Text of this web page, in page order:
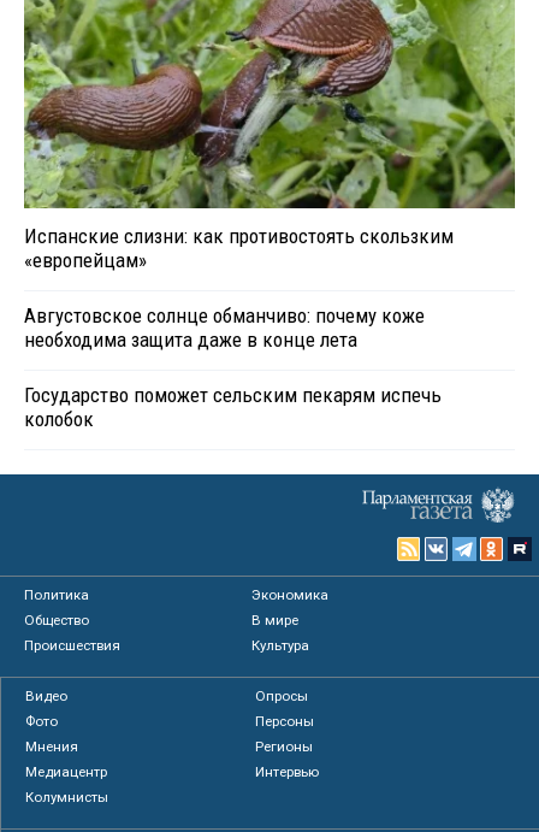
Испанские слизни: как противостоять скользким
«европейцам»
Августовское солнце обманчиво: почему коже
необходима защита даже в конце лета
Государство поможет сельским пекарям испечь
колобок
Политика
Экономика
Общество
В мире
Происшествия
Культура
Видео
Опросы
Фото
Персоны
Мнения
Регионы
Медиацентр
Интервью
Колумнисты